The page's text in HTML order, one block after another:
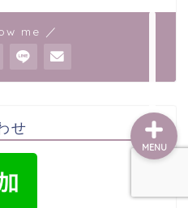
me ／
せ
MENU
出張エリア